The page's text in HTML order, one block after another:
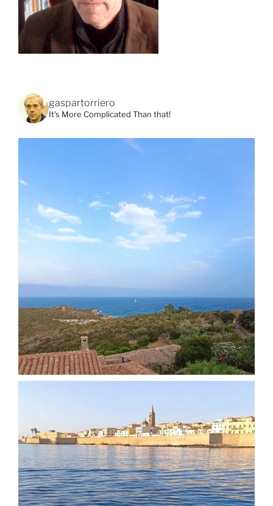
gaspartorriero
It's More Complicated Than that!